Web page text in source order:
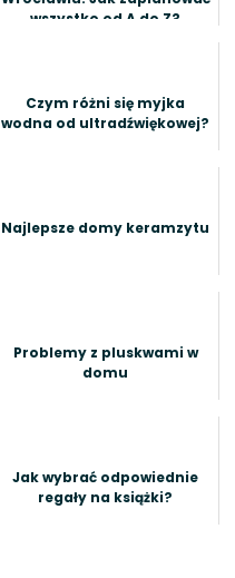
wszystko od A do Z?
Czym różni się myjka
wodna od ultradźwiękowej?
Najlepsze domy keramzytu
Problemy z pluskwami w
domu
Jak wybrać odpowiednie
regały na książki?